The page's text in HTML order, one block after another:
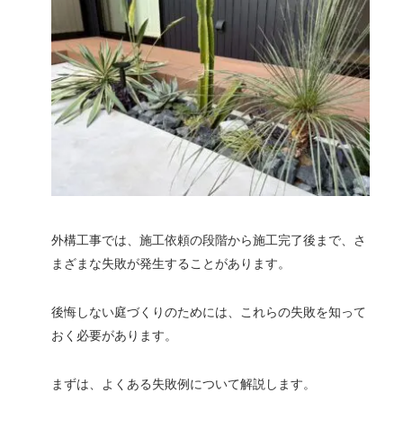
外構工事では、施工依頼の段階から施工完了後まで、さ
まざまな失敗が発生することがあります。
後悔しない庭づくりのためには、これらの失敗を知って
おく必要があります。
まずは、よくある失敗例について解説します。